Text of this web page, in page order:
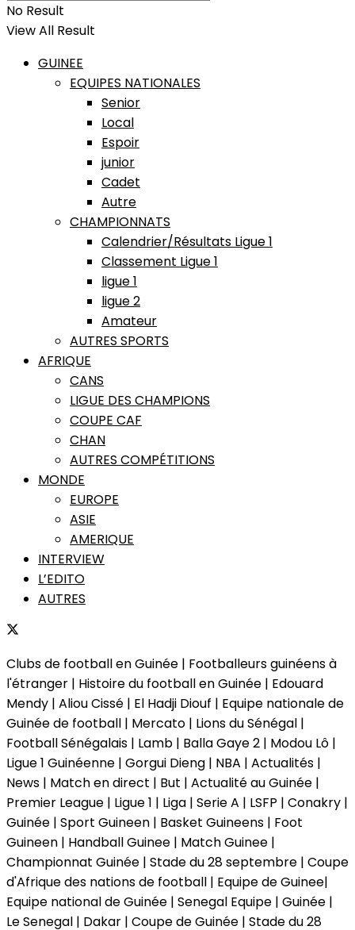
No Result
View All Result
GUINEE
EQUIPES NATIONALES
Senior
Local
Espoir
junior
Cadet
Autre
CHAMPIONNATS
Calendrier/Résultats Ligue 1
Classement Ligue 1
ligue 1
ligue 2
Amateur
AUTRES SPORTS
AFRIQUE
CANS
LIGUE DES CHAMPIONS
COUPE CAF
CHAN
AUTRES COMPÉTITIONS
MONDE
EUROPE
ASIE
AMERIQUE
INTERVIEW
L’EDITO
AUTRES
Clubs de football en Guinée | Footballeurs guinéens à
l'étranger | Histoire du football en Guinée | Edouard
Mendy | Aliou Cissé | El Hadji Diouf | Equipe nationale de
Guinée de football | Mercato | Lions du Sénégal |
Football Sénégalais | Lamb | Balla Gaye 2 | Modou Lô |
Ligue 1 Guinéenne | Gorgui Dieng | NBA | Actualités |
News | Match en direct | But | Actualité au Guinée |
Premier League | Ligue 1 | Liga | Serie A | LSFP | Conakry |
Guinée | Sport Guineen | Basket Guineens | Foot
Guineen | Handball Guinee | Match Guinee |
Championnat Guinée | Stade du 28 septembre | Coupe
d'Afrique des nations de football | Equipe de Guinee|
Equipe national de Guinée | Senegal Equipe | Guinée |
Le Senegal | Dakar | Coupe de Guinée | Stade du 28